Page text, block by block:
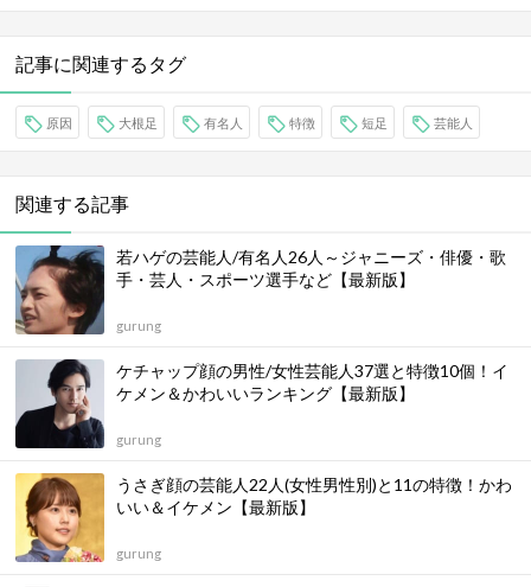
記事に関連するタグ
原因 大根足 有名人 特徴 短足 芸能人
関連する記事
若ハゲの芸能人/有名人26人～ジャニーズ・俳優・歌
手・芸人・スポーツ選手など【最新版】
gurung
ケチャップ顔の男性/女性芸能人37選と特徴10個！イ
ケメン＆かわいいランキング【最新版】
gurung
うさぎ顔の芸能人22人(女性男性別)と11の特徴！かわ
いい＆イケメン【最新版】
gurung